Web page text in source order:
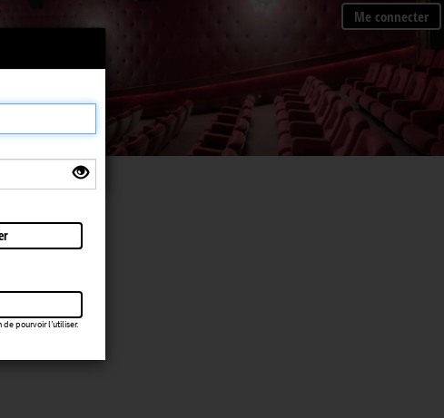
Me connecter
pourvoir l’utiliser.